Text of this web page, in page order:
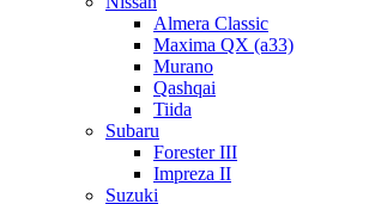
Almera Classic
Maxima QX (a33)
Murano
Qashqai
Tiida
Subaru
Forester III
Impreza II
Suzuki